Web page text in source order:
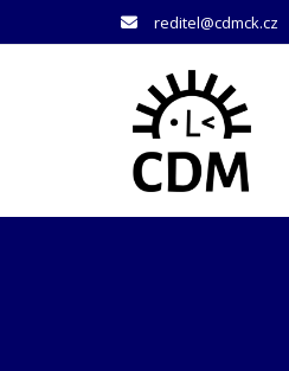
reditel@cdmck.cz